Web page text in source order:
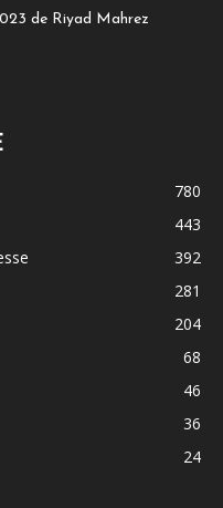
de Riyad Mahrez
780
443
392
281
204
68
46
36
24